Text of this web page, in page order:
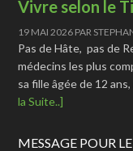
Vivre selon le
19 MAI 2026 PAR
Pas de Hâte, pas de
médecins les plus
sa fille âgée de 12
la Suite..]
MESSAGE POUR